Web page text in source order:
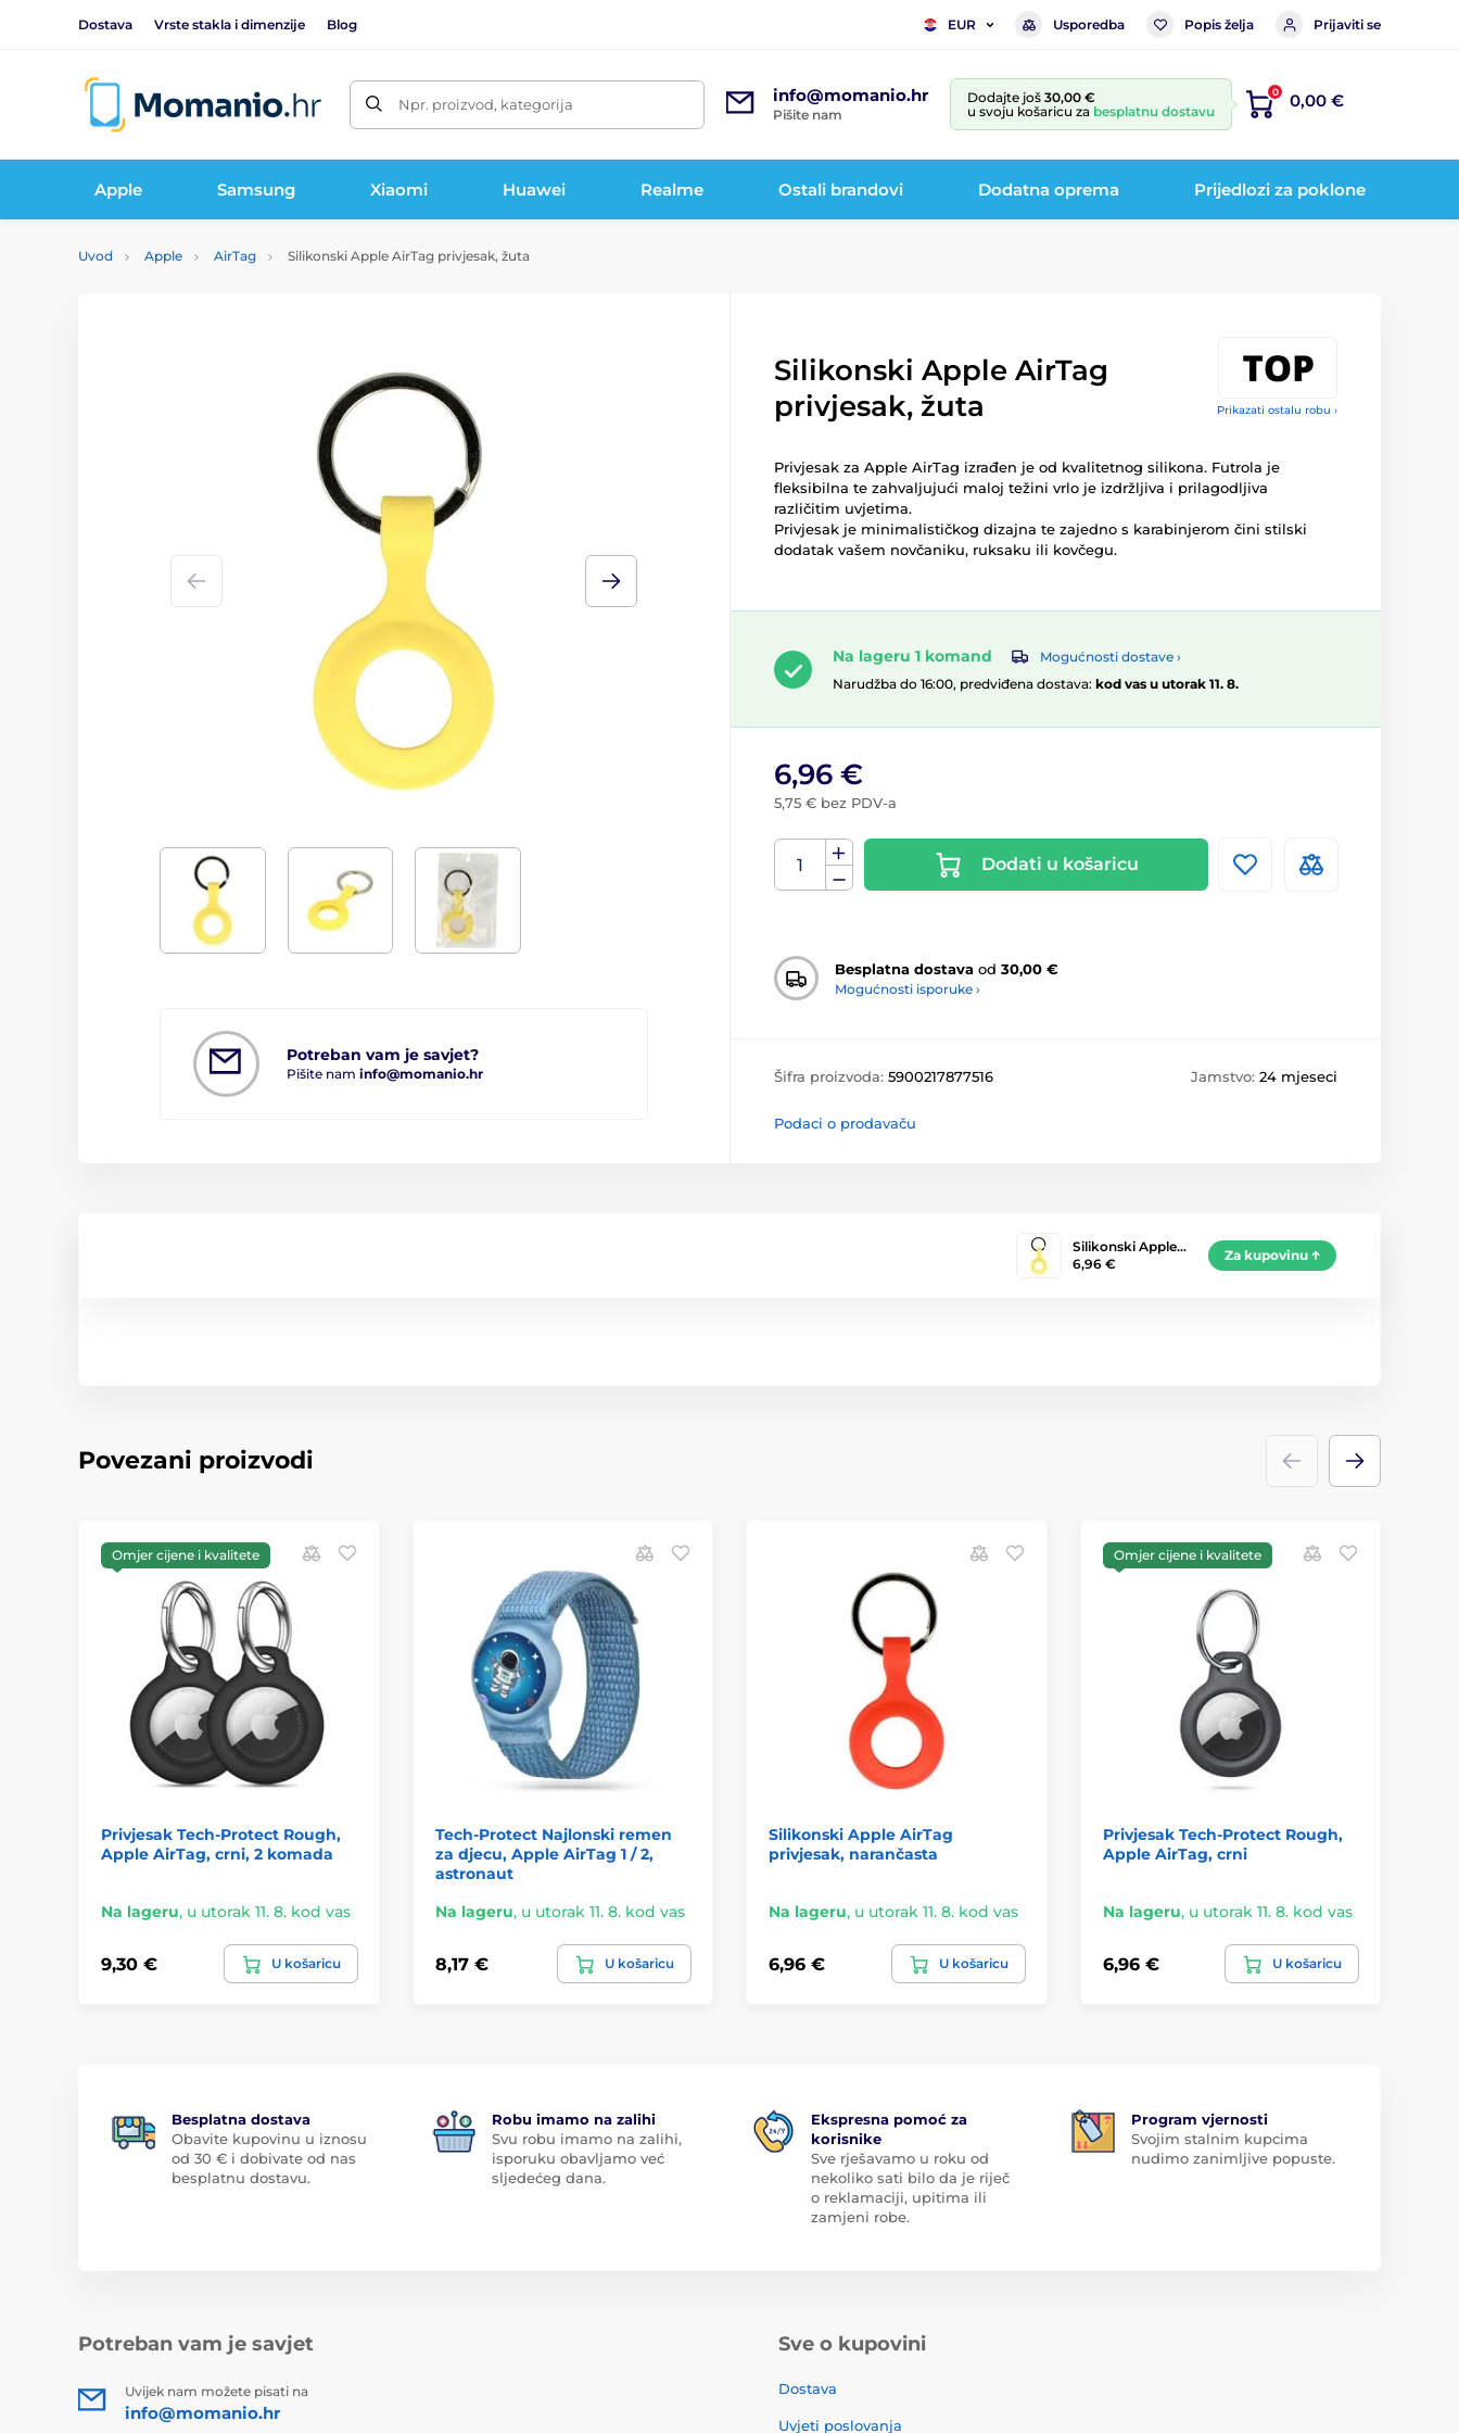
Dostava Vrste stakla i dimenzije Blog EUR Usporedba Popis želja Prijaviti se
Npr. proizvod, kategorija info@momanio.hr
Pišite nam
Dodajte još 30,00 €
u svoju košaricu za besplatnu dostavu
0 0,00 €
Apple Samsung Xiaomi Huawei Realme Ostali brandovi Dodatna oprema Prijedlozi za poklone
Uvod Apple AirTag Silikonski Apple AirTag privjesak, žuta
Prikazati ostalu robu ›
Potreban vam je savjet?
Pišite nam info@momanio.hr
Silikonski Apple AirTag
privjesak, žuta
Privjesak za Apple AirTag izrađen je od kvalitetnog silikona. Futrola je
fleksibilna te zahvaljujući maloj težini vrlo je izdržljiva i prilagodljiva
različitim uvjetima.
Privjesak je minimalističkog dizajna te zajedno s karabinjerom čini stilski
dodatak vašem novčaniku, ruksaku ili kovčegu.
Na lageru 1 komand
Mogućnosti dostave ›
Narudžba do 16:00, predviđena dostava: kod vas u utorak 11. 8.
6,96 €
5,75 € bez PDV-a
Dodati u košaricu
Besplatna dostava od 30,00 €
Mogućnosti isporuke ›
Šifra proizvoda: 5900217877516 Jamstvo: 24 mjeseci
Podaci o prodavaču
Silikonski Apple…
6,96 €
Za kupovinu
Povezani proizvodi
Omjer cijene i kvalitete
Privjesak Tech-Protect Rough,
Apple AirTag, crni, 2 komada
Na lageru, u utorak 11. 8. kod vas
9,30 € U košaricu
Tech-Protect Najlonski remen
za djecu, Apple AirTag 1 / 2,
astronaut
Na lageru, u utorak 11. 8. kod vas
8,17 € U košaricu
Silikonski Apple AirTag
privjesak, narančasta
Na lageru, u utorak 11. 8. kod vas
6,96 € U košaricu
Omjer cijene i kvalitete
Privjesak Tech-Protect Rough,
Apple AirTag, crni
Na lageru, u utorak 11. 8. kod vas
6,96 € U košaricu
Besplatna dostava
Obavite kupovinu u iznosu
od 30 € i dobivate od nas
besplatnu dostavu.
Robu imamo na zalihi
Svu robu imamo na zalihi,
isporuku obavljamo već
sljedećeg dana.
Ekspresna pomoć za
korisnike
Sve rješavamo u roku od
nekoliko sati bilo da je riječ
o reklamaciji, upitima ili
zamjeni robe.
Program vjernosti
Svojim stalnim kupcima
nudimo zanimljive popuste.
Potreban vam je savjet
Uvijek nam možete pisati na
info@momanio.hr
Sve o kupovini
Dostava
Uvjeti poslovanja